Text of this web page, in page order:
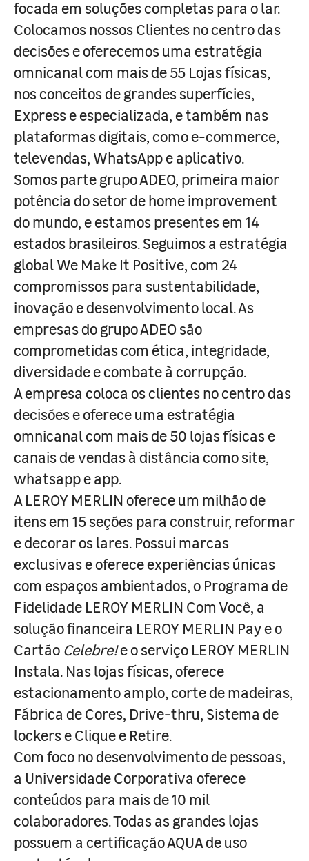
focada em soluções completas para o lar.
Colocamos nossos Clientes no centro das
decisões e oferecemos uma estratégia
omnicanal com mais de 55 Lojas físicas,
nos conceitos de grandes superfícies,
Express e especializada, e também nas
plataformas digitais, como e-commerce,
televendas, WhatsApp e aplicativo.
Somos parte grupo ADEO, primeira maior
potência do setor de home improvement
do mundo, e estamos presentes em 14
estados brasileiros. Seguimos a estratégia
global We Make It Positive, com 24
compromissos para sustentabilidade,
inovação e desenvolvimento local. As
empresas do grupo ADEO são
comprometidas com ética, integridade,
diversidade e combate à corrupção.
A empresa coloca os clientes no centro das
decisões e oferece uma estratégia
omnicanal com mais de 50 lojas físicas e
canais de vendas à distância como site,
whatsapp e app.
A LEROY MERLIN oferece um milhão de
itens em 15 seções para construir, reformar
e decorar os lares. Possui marcas
exclusivas e oferece experiências únicas
com espaços ambientados, o Programa de
Fidelidade LEROY MERLIN Com Você, a
solução financeira LEROY MERLIN Pay e o
Cartão Celebre!e o serviço LEROY MERLIN
Instala. Nas lojas físicas, oferece
estacionamento amplo, corte de madeiras,
Fábrica de Cores, Drive-thru, Sistema de
lockers e Clique e Retire.
Com foco no desenvolvimento de pessoas,
a Universidade Corporativa oferece
conteúdos para mais de 10 mil
colaboradores. Todas as grandes lojas
possuem a certificação AQUA de uso